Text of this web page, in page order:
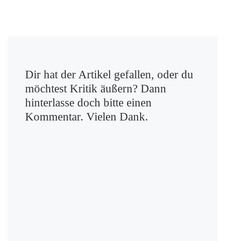
Dir hat der Artikel gefallen, oder du
möchtest Kritik äußern? Dann
hinterlasse doch bitte einen
Kommentar. Vielen Dank.